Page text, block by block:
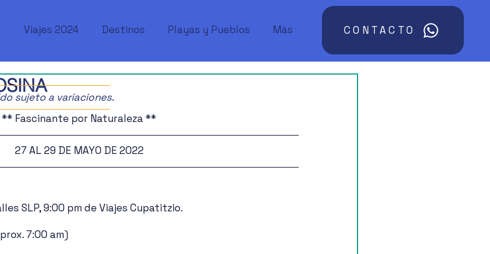
Viajes 2024 Destinos Playas y Pueblos Más CONTACTO
** Fascinante por Naturaleza **
27 AL 29 DE MAYO DE 2022
SLP, 9:00 pm de Viajes Cupatitzio.
7:00 am)
sujeto a variaciones.